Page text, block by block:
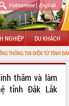
Vietnamese| English
NGHIỆP DU KHÁCH
TỬ TỈNH ĐẮK LẮK
thăm và làm
tỉnh Đắk Lắk